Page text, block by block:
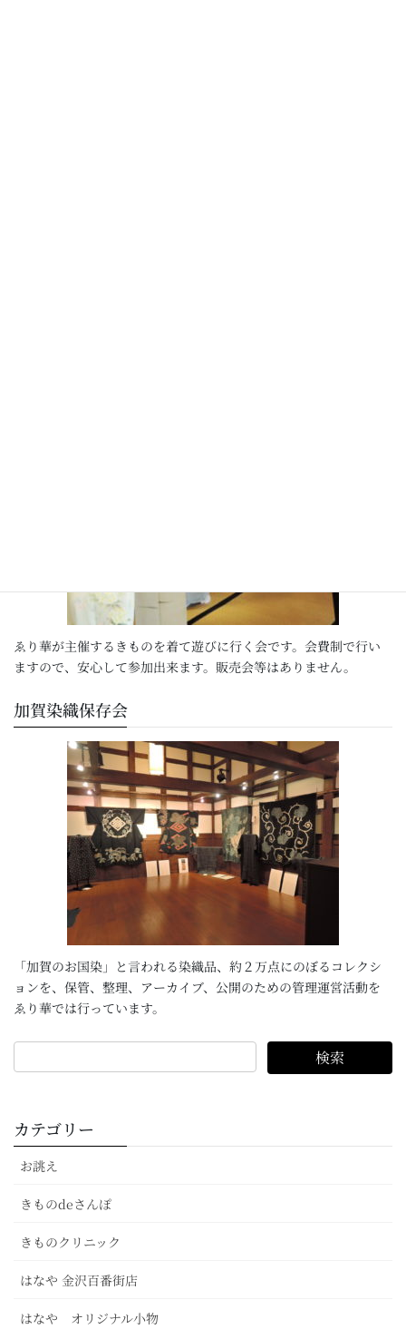
ゑり華が主催するきものを着て遊びに行く会です。会費制で行い
ますので、安心して参加出来ます。販売会等はありません。
加賀染織保存会
「加賀のお国染」と言われる染織品、約２万点にのぼるコレクシ
ョンを、保管、整理、アーカイブ、公開のための管理運営活動を
ゑり華では行っています。
カテゴリー
お誂え
きものdeさんぽ
きものクリニック
はなや 金沢百番街店
はなや オリジナル小物